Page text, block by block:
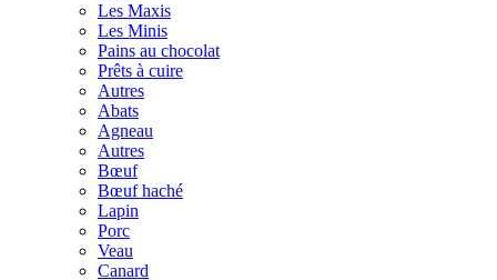
Les Maxis
Les Minis
Pains au chocolat
Prêts à cuire
Autres
Abats
Agneau
Autres
Bœuf
Bœuf haché
Lapin
Porc
Veau
Canard